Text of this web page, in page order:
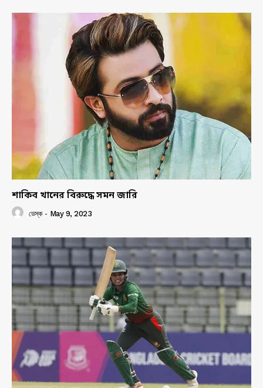
শাকিব খানের বিরুদ্ধে সমন জারি
ডেস্ক - May 9, 2023